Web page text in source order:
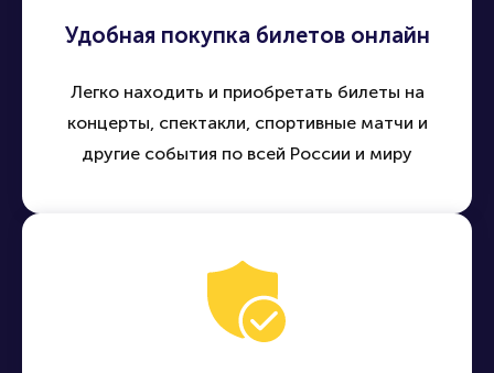
Удобная покупка билетов онлайн
Легко находить и приобретать билеты на
концерты, спектакли, спортивные матчи и
другие события по всей России и миру